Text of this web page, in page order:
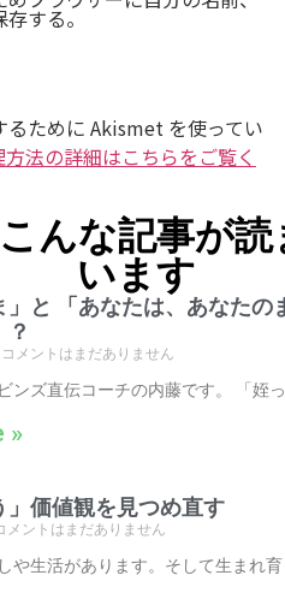
する。
るために Akismet を使ってい
法の詳細はこちらをご覧く
んな記事が読
います
」と 「あなたは、あなたの
？
コメントはまだありません
ンズ直伝コーチの内藤です。 「姪っ
»
」価値観を見つめ直す
メントはまだありません
や生活があります。そして生まれ